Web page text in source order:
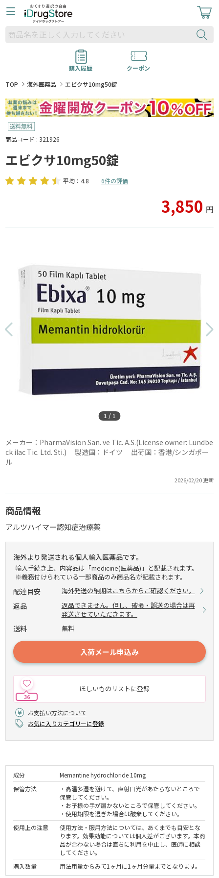
購入履歴
クーポン
TOP
海外医薬品 エビクサ10mg50錠
商品コード : 321926
エビクサ10mg50錠
平均：4.8 6件の評価
3,850 円
1 / 1
メーカー：PharmaVision San. ve Tic. A.S.(License owner: Lundbe
ck ilac Tic. Ltd. Sti.) 製造国：ドイツ 出荷国：香港/シンガポー
ル
2026/02/20 更新
商品情報
アルツハイマー認知症治療薬
海外より発送される個人輸入医薬品です。
輸入手続き上、内容品は「medicine(医薬品)」と記載されます。
※義務付けられている一部商品のみ商品名が記載されます。
配達目安 海外発送の納期はこちらからご確認ください。
返品
返品できません。但し、破損・誤送の場合は再
発送させていただきます。
送料 無料
入荷メール申込み
ほしいものリストに登録
36
お支払い方法について
お気に入りカテゴリーに登録
成分
Memantine hydrochloride 10mg
保管方法
・高温多湿を避けて、直射日光があたらないところで
保管してください。
・お子様の手が届かないところで保管してください。
・使用期限を過ぎた場合は破棄してください。
使用上の注意
使用方法・服用方法については、あくまでも目安とな
ります。効果効能については個人差がございます。本商
品が合わない場合は直ちに利用を中止し、医師に相談
してください。
購入数量
用法用量からみて1ヶ月に1ヶ月分量までとなります。